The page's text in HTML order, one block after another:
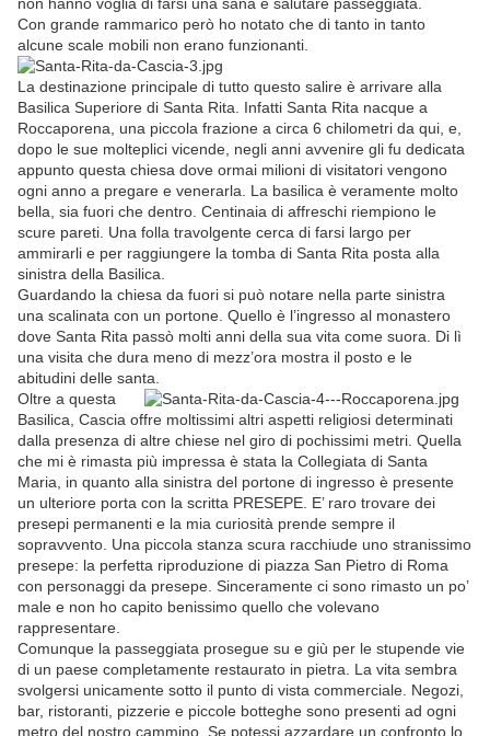
Con grande rammarico però ho notato che di tanto in tanto
alcune scale mobili non erano funzionanti.
La destinazione principale di tutto questo salire è arrivare alla
Basilica Superiore di Santa Rita. Infatti Santa Rita nacque a
Roccaporena, una piccola frazione a circa 6 chilometri da qui, e,
dopo le sue molteplici vicende, negli anni avvenire gli fu dedicata
appunto questa chiesa dove ormai milioni di visitatori vengono
ogni anno a pregare e venerarla. La basilica è veramente molto
bella, sia fuori che dentro. Centinaia di affreschi riempiono le
scure pareti. Una folla travolgente cerca di farsi largo per
ammirarli e per raggiungere la tomba di Santa Rita posta alla
sinistra della Basilica.
Guardando la chiesa da fuori si può notare nella parte sinistra
una scalinata con un portone. Quello è l’ingresso al monastero
dove Santa Rita passò molti anni della sua vita come suora. Di lì
una visita che dura meno di mezz’ora mostra il posto e le
abitudini delle santa.
Oltre a questa
Basilica, Cascia offre moltissimi altri aspetti religiosi determinati
dalla presenza di altre chiese nel giro di pochissimi metri. Quella
che mi è rimasta più impressa è stata la Collegiata di Santa
Maria, in quanto alla sinistra del portone di ingresso è presente
un ulteriore porta con la scritta PRESEPE. E’ raro trovare dei
presepi permanenti e la mia curiosità prende sempre il
sopravvento. Una piccola stanza scura racchiude uno stranissimo
presepe: la perfetta riproduzione di piazza San Pietro di Roma
con personaggi da presepe. Sinceramente ci sono rimasto un po’
male e non ho capito benissimo quello che volevano
rappresentare.
Comunque la passeggiata prosegue su e giù per le stupende vie
di un paese completamente restaurato in pietra. La vita sembra
svolgersi unicamente sotto il punto di vista commerciale. Negozi,
bar, ristoranti, pizzerie e piccole botteghe sono presenti ad ogni
metro del nostro cammino. Se potessi azzardare un confronto lo